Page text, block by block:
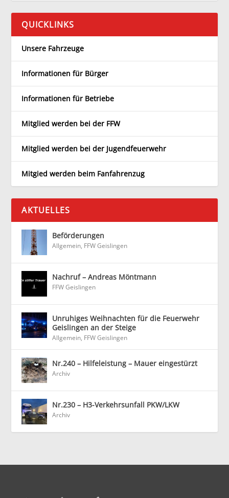
QUICKLINKS
Unsere Fahrzeuge
Informationen für Bürger
Informationen für Betriebe
Mitglied werden bei der FFW
Mitglied werden bei der Jugendfeuerwehr
Mitgied werden beim Fanfahrenzug
AKTUELLES
Beförderungen
Allgemein, FFW Geislingen
Nachruf – Andreas Möntmann
FFW Geislingen
Unruhiges Weihnachten für die Feuerwehr
Geislingen an der Steige
Allgemein, FFW Geislingen
Nr.240 – Hilfeleistung – Mauer eingestürzt
Archiv
Nr.230 – H3-Verkehrsunfall PKW/LKW
Archiv